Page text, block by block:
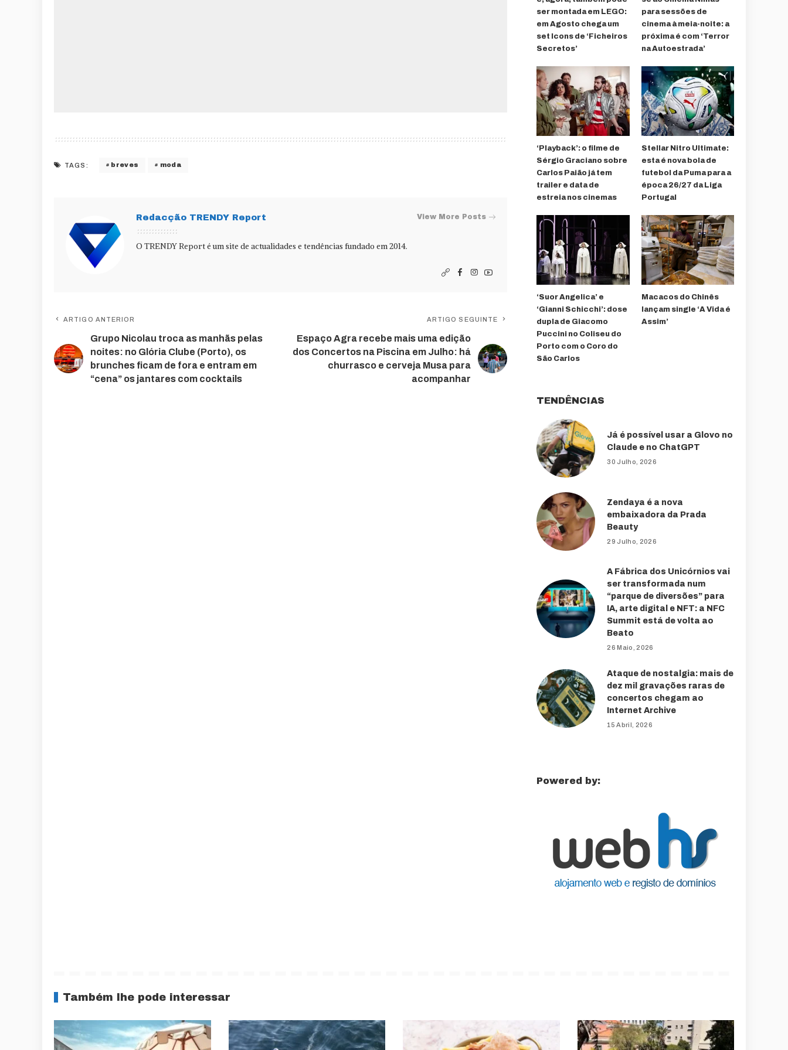
TAGS: breves moda
Redacção TRENDY Report View More Posts
O TRENDY Report é um site de actualidades e tendências fundado em 2014.
ARTIGO ANTERIOR
Grupo Nicolau troca as manhãs pelas
noites: no Glória Clube (Porto), os
brunches ficam de fora e entram em
“cena” os jantares com cocktails
ARTIGO SEGUINTE
Espaço Agra recebe mais uma edição
dos Concertos na Piscina em Julho: há
churrasco e cerveja Musa para
acompanhar
ser montada em LEGO:
em Agosto chega um
set Icons de ‘Ficheiros
Secretos’
para sessões de
cinema à meia-noite: a
próxima é com ‘Terror
na Autoestrada’
‘Playback’: o filme de
Sérgio Graciano sobre
Carlos Paião já tem
trailer e data de
estreia nos cinemas
Stellar Nitro Ultimate:
esta é nova bola de
futebol da Puma para a
época 26/27 da Liga
Portugal
‘Suor Angelica’ e
‘Gianni Schicchi’: dose
dupla de Giacomo
Puccini no Coliseu do
Porto com o Coro do
São Carlos
Macacos do Chinês
lançam single ‘A Vida é
Assim’
TENDÊNCIAS
Já é possível usar a Glovo no
Claude e no ChatGPT
30 Julho, 2026
Zendaya é a nova
embaixadora da Prada
Beauty
29 Julho, 2026
A Fábrica dos Unicórnios vai
ser transformada num
“parque de diversões” para
IA, arte digital e NFT: a NFC
Summit está de volta ao
Beato
26 Maio, 2026
Ataque de nostalgia: mais de
dez mil gravações raras de
concertos chegam ao
Internet Archive
15 Abril, 2026
Powered by:
Também lhe pode interessar